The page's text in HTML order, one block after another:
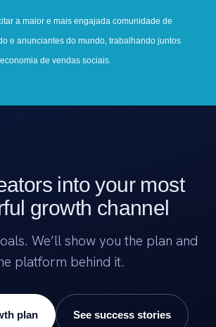
a maior e mais engajada comunidade de
e anunciantes do mundo, trabalhando juntos
de vendas sociais.
into your most
growth channel
We’ll show you the plan and
platform behind it.
plan See success stories